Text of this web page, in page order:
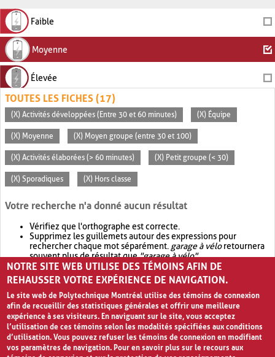
Faible
Moyenne
Élevée
TOUTES LES FICHES (17)
(X) Activités développées (Entre 30 et 60 minutes) (X) Équipe
(X) Moyenne (X) Moyen groupe (entre 30 et 100)
(X) Activités élaborées (> 60 minutes) (X) Petit groupe (< 30)
(X) Sporadiques (X) Hors classe
Votre recherche n'a donné aucun résultat
Vérifiez que l'orthographe est correcte.
Supprimez les guillemets autour des expressions pour
rechercher chaque mot séparément. garage à véloretournera
souvent plus de résultat que"garage à vélo".
Envisagez d'élargir votre recherche avec OR.garage OR vélo
retournera souvent plus de résultat quegarage à vélo
NOTRE SITE WEB UTILISE DES TÉMOINS AFIN DE
REHAUSSER VOTRE EXPÉRIENCE DE NAVIGATION.
Le site web de Polytechnique Montréal utilise des témoins de connexion
afin de recueillir des statistiques générales et offrir une meilleure
expérience à ses visiteurs. En naviguant sur le site, vous acceptez
l’utilisation de ces témoins selon les modalités spécifiées aux conditions
d’utilisation. Vous pouvez refuser les témoins de connexion en modifiant
vos paramètres de navigation. Pour en savoir plus sur le recours aux